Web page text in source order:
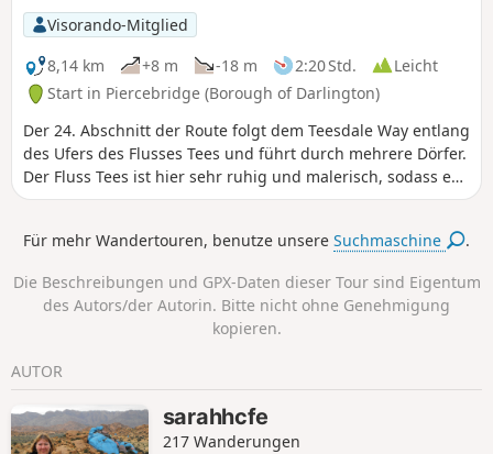
Visorando-Mitglied
8,14 km
+8 m -18 m 2:20 Std.
Leicht
Start in Piercebridge (Borough of Darlington)
Der 24. Abschnitt der Route folgt dem Teesdale Way entlang
des Ufers des Flusses Tees und führt durch mehrere Dörfer.
Der Fluss Tees ist hier sehr ruhig und malerisch, sodass es
viele Gelegenheiten gibt, anzuhalten und die Gegend zu
Für mehr Wandertouren, benutze unsereSuchmaschine .
Die Beschreibungen und GPX-Daten dieser Tour sind Eigentum
des Autors/der Autorin. Bitte nicht ohne Genehmigung
kopieren.
AUTOR
sarahhcfe
217 Wanderungen